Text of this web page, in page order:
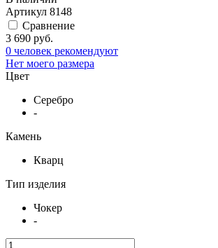
Артикул 8148
Сравнение
3 690 руб.
0 человек рекомендуют
Нет моего размера
Цвет
Серебро
-
Камень
Кварц
Тип изделия
Чокер
-